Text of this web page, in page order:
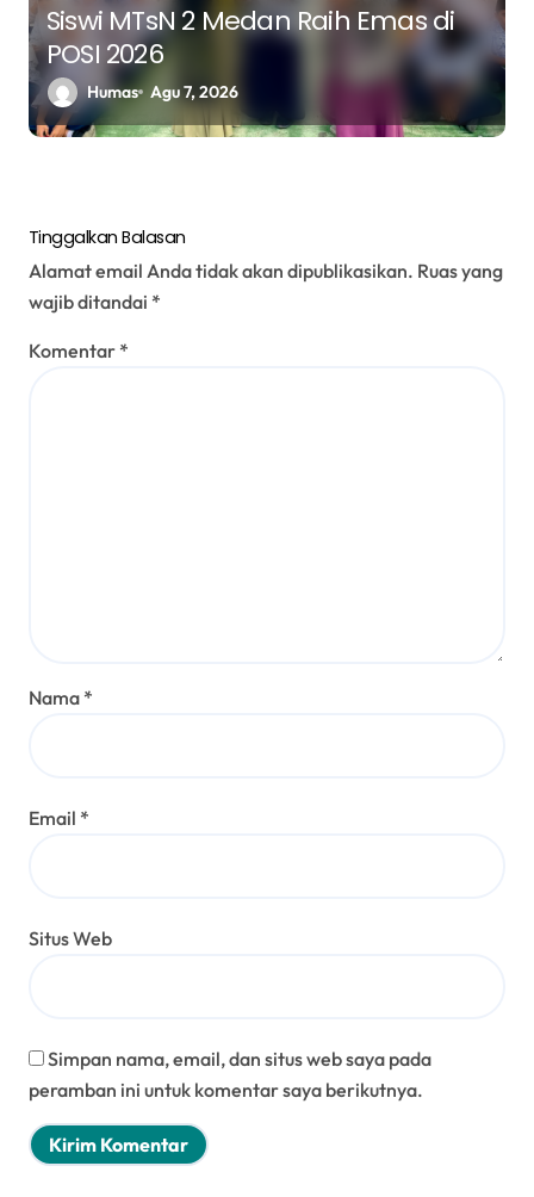
Siswi MTsN 2 Medan Raih Emas di
POSI 2026
Humas Agu 7, 2026
Tinggalkan Balasan
Alamat email Anda tidak akan dipublikasikan. Ruas yang
wajib ditandai *
Komentar *
Nama *
Email *
Situs Web
Simpan nama, email, dan situs web saya pada
peramban ini untuk komentar saya berikutnya.